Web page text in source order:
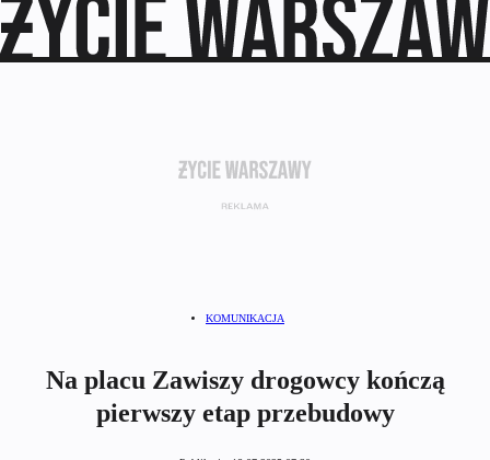
KOMUNIKACJA
Na placu Zawiszy drogowcy kończą
pierwszy etap przebudowy